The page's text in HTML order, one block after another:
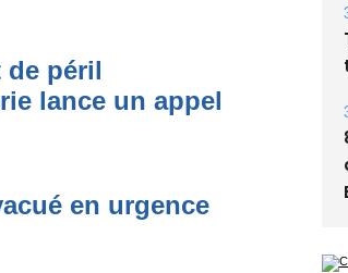
de péril
lance un appel
en urgence